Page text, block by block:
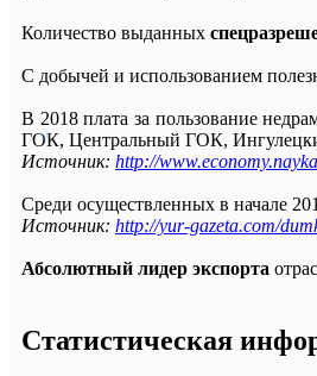
Количество выданных
С добычей и использованием
В 2018 плата за пользование
ГОК, Центральный ГОК,
Источник: http://
Среди осуществленных в начале
Источник: http://yur-gazeta.com/
Абсолютный лидер экспорта
Статистическая